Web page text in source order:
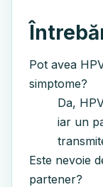
Pot avea
simptome?
Da,
iar un
Este nevoie
partener?